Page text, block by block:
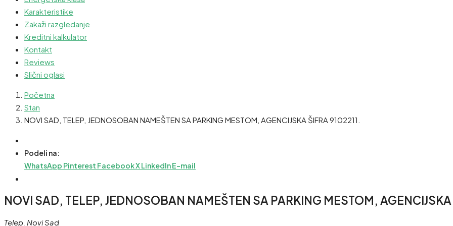
Karakteristike
Zakaži razgledanje
Kreditni kalkulator
Kontakt
Reviews
Slični oglasi
Početna
Stan
NOVI SAD, TELEP, JEDNOSOBAN NAMEŠTEN SA PARKING MESTOM, AGENCIJSKA ŠIFRA 9102211.
Podeli na:
WhatsApp Pinterest FacebookXLinkedInE-mail
NOVI SAD, TELEP, JEDNOSOBAN NAMEŠTEN SA PARKING MESTOM, AGENCIJSKA
Telep, Novi Sad